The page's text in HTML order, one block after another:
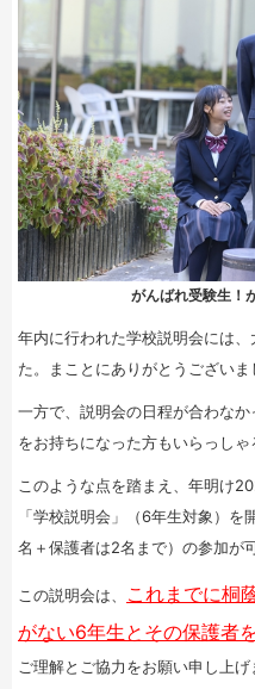
がんばれ受験生！
年内に行われた学校説明会には
た。まことにありがとうございま
一方で、説明会の日程が合わな
をお持ちになった方もいらっしゃ
このような点を踏まえ、年明け
「学校説明会」（6年生対象）
名＋保護者は2名まで）の参加が
この説明会は、
これまでに桐
がない6年生とその保護者
ご理解とご協力をお願い申し上げ